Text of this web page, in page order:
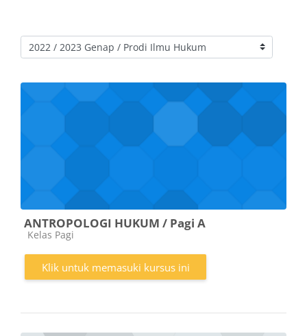
Kategori kursus
ANTROPOLOGI HUKUM / Pagi A
Kategori kursus
Kelas Pagi
Klik untuk memasuki kursus ini